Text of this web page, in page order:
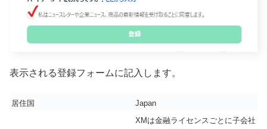
表示される登録フォームに記入します。
居住国 Japan
XMは金融ライセンスごとに子会社